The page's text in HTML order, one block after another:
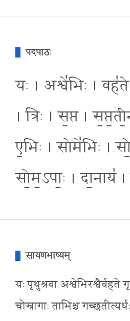
पदपाठः
यः । अश्वे॑भिः । वह॑ते
। त्रिः । स॒प्त ।
ए॒भिः । सोमे॑भिः ।
सो॒म॒ऽपाः॒ । दा॒नाय॑
सायणभाष्यम्
यः पृथुश्रवा
चोस्रागाः ताभिश्च